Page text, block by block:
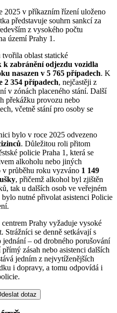
2025 v příkazním řízení uloženo
představuje souhrn sankcí za
z vysokého počtu
území Prahy 1.
oblast statické
k zabránění odjezdu vozidla
nasazen v 5 765 případech. K
2 354 případech, nejčastěji z
v zónách placeného stání. Další
překážku provozu nebo
včetně stání pro osoby se
bylo v roce 2025 odvezeno
. Důležitou roli přitom
policie Praha 1, která se
alkoholu nebo jiných
průběhu roku vyzváno 1 149
, přičemž alkohol byl zjištěn
tak u dalších osob ve veřejném
nutné přivolat asistenci Policie
Prahy vyžaduje vysoké
Strážníci se denně setkávají s
– od drobného porušování
zásah nebo asistenci dalších
jedním z nejvytíženějších
i dopravy, a tomu odpovídá i
dotaz